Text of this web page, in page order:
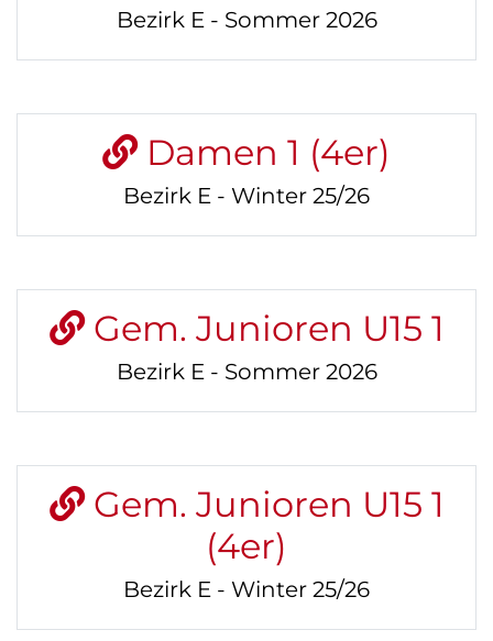
Bezirk E - Sommer 2026
Damen 1 (4er)
Bezirk E - Winter 25/26
Gem. Junioren U15 1
Bezirk E - Sommer 2026
Gem. Junioren U15 1
(4er)
Bezirk E - Winter 25/26